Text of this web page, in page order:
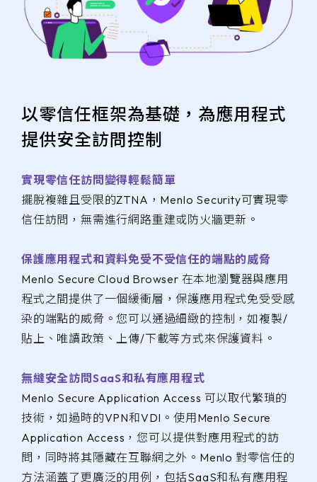
以零信任框架為基礎，為應用程式
提供安全訪問控制
實現零信任訪問變得輕鬆簡單
擺脫複雜且受限的ZTNA，Menlo Security可實現零
信任訪問，無需進行網路重建或防火牆更新。
保護應用程式和資料免受不受信任的端點的威脅
Menlo Secure Cloud Browser 在本地瀏覽器與應用
程式之間提供了一個緩衝層，保護應用程式免受受感
染的端點的威脅。您可以通過細緻的控制，如複製/
貼上、唯讀政策、上傳/下載等方式來保護資料。
無縫安全訪問SaaS和私有應用程式
Menlo Secure Application Access 可以取代繁瑣的
技術，如過時的VPN和VDI。使用Menlo Secure
Application Access，您可以提供對應用程式的訪
問，同時將其隱藏在互聯網之外。Menlo 對零信任的
方法涵蓋了更廣泛的用例，包括SaaS和私有應用程